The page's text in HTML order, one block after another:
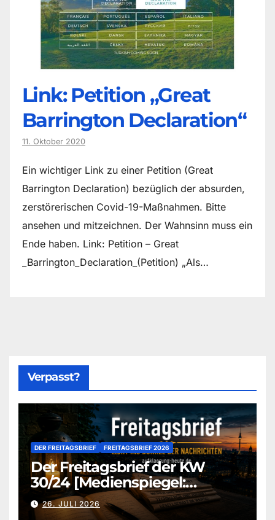
Link: Petition „Great
Barrington Declaration“
11. Oktober 2020
Ein wichtiger Link zu einer Petition (Great
Barrington Declaration) bezüglich der absurden,
zerstörerischen Covid-19-Maßnahmen. Bitte
ansehen und mitzeichnen. Der Wahnsinn muss ein
Ende haben. Link: Petition – Great
_Barrington_Declaration_(Petition) „Als…
Verpasst?
DER FREITAGSBRIEF FREITAGSBRIEF 2026
Der Freitagsbrief der KW
30/24 [Medienspiegel:
aufklaerung-heute-de]
26. JULI 2026